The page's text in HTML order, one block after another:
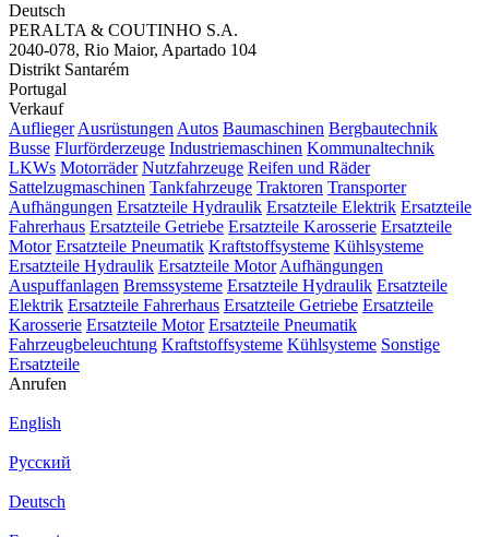
Deutsch
PERALTA & COUTINHO S.A.
2040-078, Rio Maior, Apartado 104
Distrikt Santarém
Portugal
Verkauf
Auflieger Ausrüstungen Autos Baumaschinen Bergbautechnik
Busse Flurförderzeuge Industriemaschinen Kommunaltechnik
LKWs Motorräder Nutzfahrzeuge Reifen und Räder
Sattelzugmaschinen Tankfahrzeuge Traktoren Transporter
Aufhängungen Ersatzteile Hydraulik Ersatzteile Elektrik Ersatzteile
Fahrerhaus Ersatzteile Getriebe Ersatzteile Karosserie Ersatzteile
Motor Ersatzteile Pneumatik Kraftstoffsysteme Kühlsysteme
Ersatzteile Hydraulik Ersatzteile Motor Aufhängungen
Auspuffanlagen Bremssysteme Ersatzteile Hydraulik Ersatzteile
Elektrik Ersatzteile Fahrerhaus Ersatzteile Getriebe Ersatzteile
Karosserie Ersatzteile Motor Ersatzteile Pneumatik
Fahrzeugbeleuchtung Kraftstoffsysteme Kühlsysteme Sonstige
Ersatzteile
Anrufen
English
Русский
Deutsch